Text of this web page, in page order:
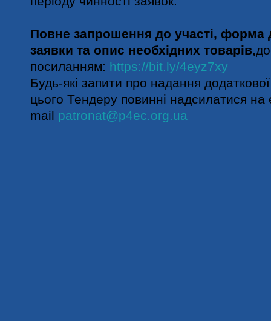
Повне запрошення до участі, форма
заявки та опис необхідних товарів,
посиланням: https://bit.ly/4eyz7xy
Будь-які запити про надання
цього Тендеру повинні надсилатися на
mail patronat@p4ec.org.ua